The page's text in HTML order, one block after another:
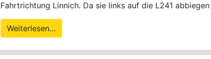
Fahrtrichtung Linnich. Da sie links auf die L241
Weiterlesen…